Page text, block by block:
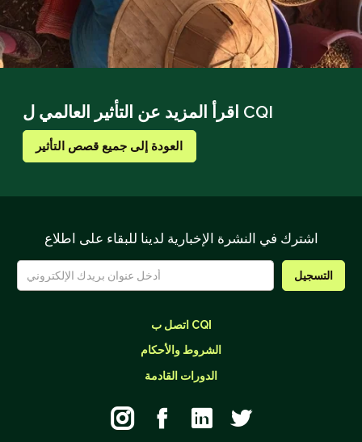
اقرأ المزيد عن التأثير العالمي ل CQI
العودة إلى جميع قصص التأثير
اشترك في النشرة الإخبارية لدينا للبقاء على اطلاع
اتصل ب CQI
الشروط والأحكام
الدورات القادمة
   